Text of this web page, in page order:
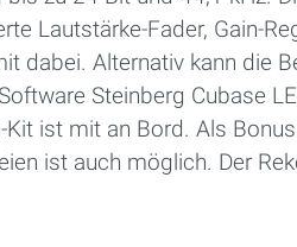
Lautstärke-Fader, Gain-
dabei. Alternativ kann die
Steinberg Cubase
ist mit an Bord. Als
ist auch möglich. Der